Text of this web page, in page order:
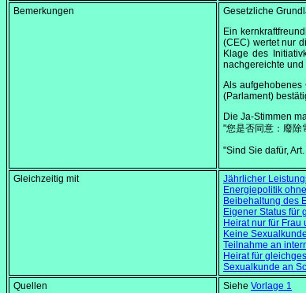
Bemerkungen
Gesetzliche
Ein
(CEC) wertet nur
Klage des
nachgereichte und
Als aufgehobenes
(Parlament)
Die Ja-Stimmen
"您是否同意：廢除
"Sind Sie dafür,
Gleichzeitig mit
Jährlicher
Energiepolitik
Beibehaltung des
Eigener Status für
Heirat nur für Frau
Keine
Teilnahme an
Heirat für
Sexualkunde an
Quellen
Siehe Vorlage 1